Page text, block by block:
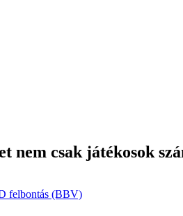
nem csak játékosok
felbontás (BBV)